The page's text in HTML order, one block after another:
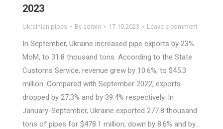
2023
Ukrainian pipes By admin 17.10.2023 Leave a comment
In September, Ukraine increased pipe exports by 23%
MoM, to 31.8 thousand tons. According to the State
Customs Service, revenue grew by 10.6%, to $45.3
million. Compared with September 2022, exports
dropped by 27.3% and by 39.4% respectively. In
January-September, Ukraine exported 277.8 thousand
tons of pipes for $478.1 million, down by 8.6% and by…